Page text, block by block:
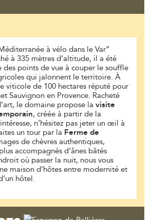
à vélo dans le Var”
à 335 mètres d’altitude, il a été
points de vue à couper le souffle
qui jalonnent le territoire. À
viticole de 100 hectares réputé pour
Sauvignon en Provence. Racheté
le domaine propose la visite
, créée à partir de la
n’hésitez pas jeter un œil à
un tour par la Ferme de
de chèvres authentiques,
accompagnés d’ânes bâtés
où passer la nuit, nous vous
maison d’hôtes entre modernité et
hôtel.